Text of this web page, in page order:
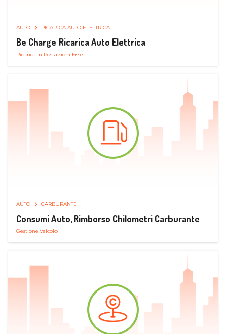
AUTO RICARICA AUTO ELETTRICA
Be Charge Ricarica Auto Elettrica
Ricarica in Postazioni Fisse
AUTO CARBURANTE
Consumi Auto, Rimborso Chilometri Carburante
Gestione Veicolo